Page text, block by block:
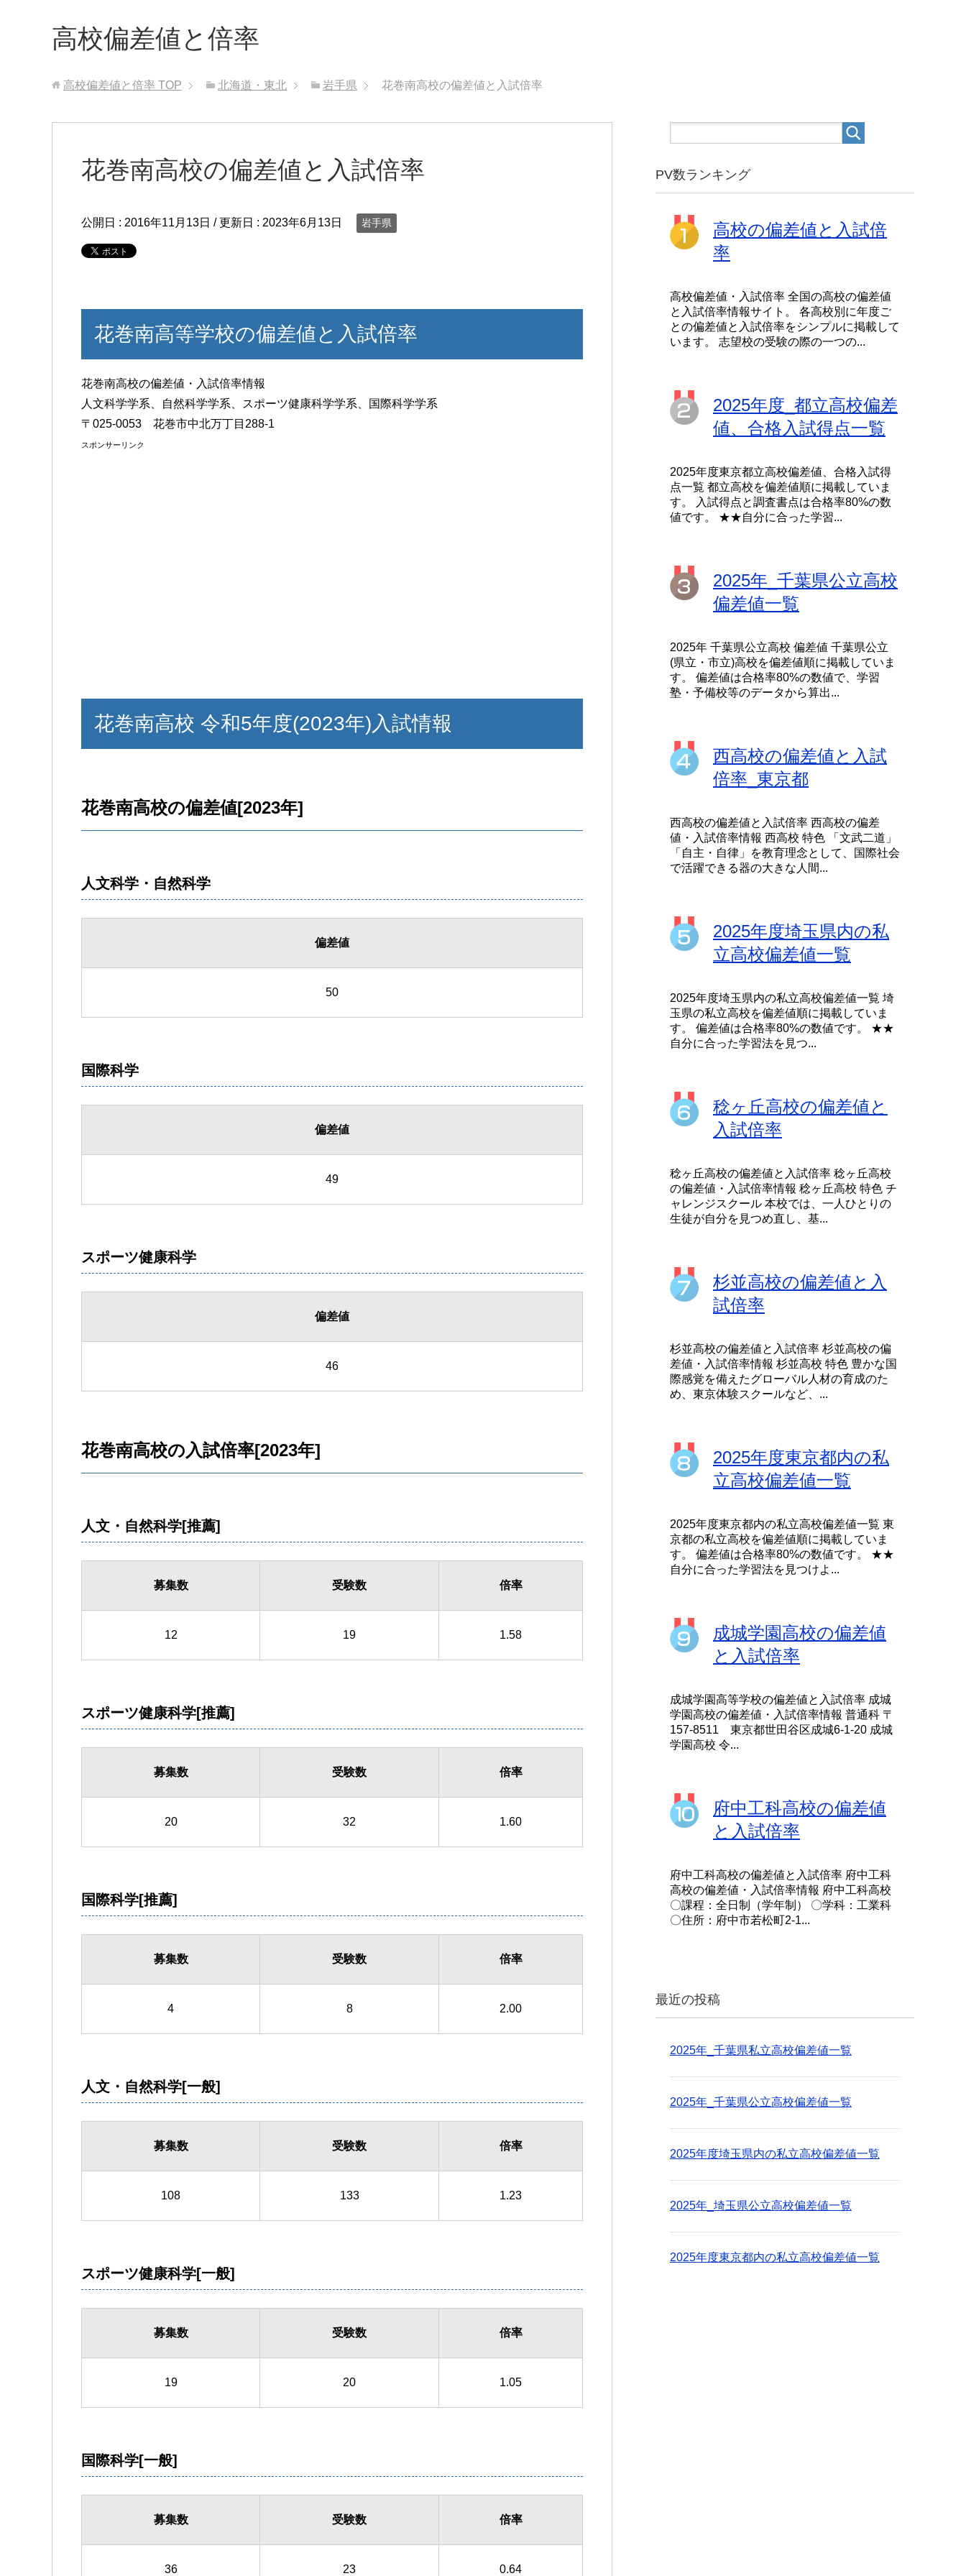
高校偏差値と倍率
高校偏差値と倍率 TOP 北海道・東北 岩手県 花巻南高校の偏差値と入試倍率
花巻南高校の偏差値と入試倍率
公開日 : 2016年11月13日 / 更新日 : 2023年6月13日 岩手県
花巻南高等学校の偏差値と入試倍率
花巻南高校の偏差値・入試倍率情報
人文科学学系、自然科学学系、スポーツ健康科学学系、国際科学学系
〒025-0053 花巻市中北万丁目288-1
スポンサーリンク
花巻南高校 令和5年度(2023年)入試情報
花巻南高校の偏差値[2023年]
人文科学・自然科学
偏差値
50
国際科学
偏差値
49
スポーツ健康科学
偏差値
46
花巻南高校の入試倍率[2023年]
人文・自然科学[推薦]
募集数 受験数 倍率
12 19 1.58
スポーツ健康科学[推薦]
募集数 受験数 倍率
20 32 1.60
国際科学[推薦]
募集数 受験数 倍率
4 8 2.00
人文・自然科学[一般]
募集数 受験数 倍率
108 133 1.23
スポーツ健康科学[一般]
募集数 受験数 倍率
19 20 1.05
国際科学[一般]
募集数 受験数 倍率
36 23 0.64
PV数ランキング
高校の偏差値と入試倍
率
高校偏差値・入試倍率 全国の高校の偏差値
と入試倍率情報サイト。 各高校別に年度ご
との偏差値と入試倍率をシンプルに掲載して
います。 志望校の受験の際の一つの...
2025年度_都立高校偏差
値、合格入試得点一覧
2025年度東京都立高校偏差値、合格入試得
点一覧 都立高校を偏差値順に掲載していま
す。 入試得点と調査書点は合格率80%の数
値です。 ★★自分に合った学習...
2025年_千葉県公立高校
偏差値一覧
2025年 千葉県公立高校 偏差値 千葉県公立
(県立・市立)高校を偏差値順に掲載していま
す。 偏差値は合格率80%の数値で、学習
塾・予備校等のデータから算出...
西高校の偏差値と入試
倍率_東京都
西高校の偏差値と入試倍率 西高校の偏差
値・入試倍率情報 西高校 特色 「文武二道」
「自主・自律」を教育理念として、国際社会
で活躍できる器の大きな人間...
2025年度埼玉県内の私
立高校偏差値一覧
2025年度埼玉県内の私立高校偏差値一覧 埼
玉県の私立高校を偏差値順に掲載していま
す。 偏差値は合格率80%の数値です。 ★★
自分に合った学習法を見つ...
稔ヶ丘高校の偏差値と
入試倍率
稔ヶ丘高校の偏差値と入試倍率 稔ヶ丘高校
の偏差値・入試倍率情報 稔ヶ丘高校 特色 チ
ャレンジスクール 本校では、一人ひとりの
生徒が自分を見つめ直し、基...
杉並高校の偏差値と入
試倍率
杉並高校の偏差値と入試倍率 杉並高校の偏
差値・入試倍率情報 杉並高校 特色 豊かな国
際感覚を備えたグローバル人材の育成のた
め、東京体験スクールなど、...
2025年度東京都内の私
立高校偏差値一覧
2025年度東京都内の私立高校偏差値一覧 東
京都の私立高校を偏差値順に掲載していま
す。 偏差値は合格率80%の数値です。 ★★
自分に合った学習法を見つけよ...
成城学園高校の偏差値
と入試倍率
成城学園高等学校の偏差値と入試倍率 成城
学園高校の偏差値・入試倍率情報 普通科 〒
157-8511 東京都世田谷区成城6-1-20 成城
学園高校 令...
府中工科高校の偏差値
と入試倍率
府中工科高校の偏差値と入試倍率 府中工科
高校の偏差値・入試倍率情報 府中工科高校
〇課程：全日制（学年制） 〇学科：工業科
〇住所：府中市若松町2-1...
最近の投稿
2025年_千葉県私立高校偏差値一覧
2025年_千葉県公立高校偏差値一覧
2025年度埼玉県内の私立高校偏差値一覧
2025年_埼玉県公立高校偏差値一覧
2025年度東京都内の私立高校偏差値一覧